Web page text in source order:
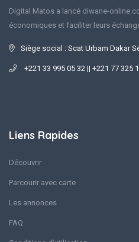
Digital Matos a lancé diwane-
économiques et faciliter leurs
Siège social : Scat Urbam Dakar
+221 33 995 05 32 || +221 77 325
Liens Rapides
Découvrir
Parcourir avec carte
Les annonces
FAQ